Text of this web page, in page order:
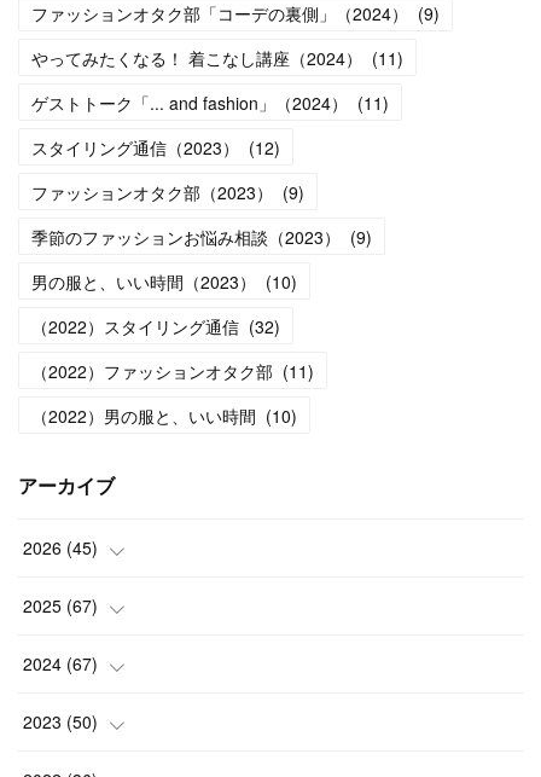
ファッションオタク部「コーデの裏側」（2024）
(9)
やってみたくなる！ 着こなし講座（2024）
(11)
ゲストトーク「... and fashion」（2024）
(11)
スタイリング通信（2023）
(12)
ファッションオタク部（2023）
(9)
季節のファッションお悩み相談（2023）
(9)
男の服と、いい時間（2023）
(10)
（2022）スタイリング通信 (32)
（2022）ファッションオタク部 (11)
（2022）男の服と、いい時間 (10)
アーカイブ
2026 (45)
(1)
(5)
(5)
(5)
2025 (67)
(4)
(9)
2024 (67)
(7)
2023 (50)